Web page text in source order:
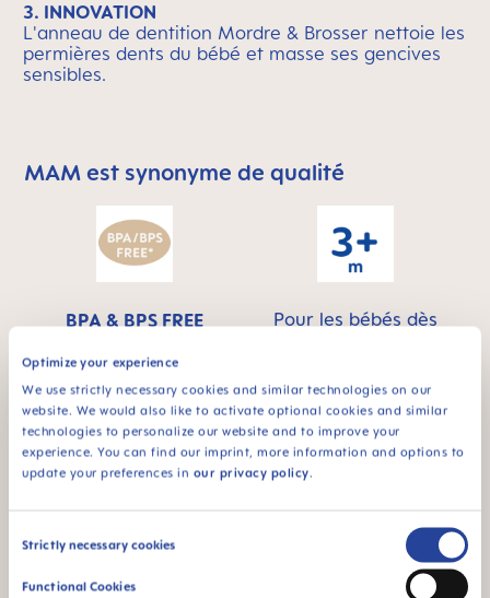
Optimize your experience
We use strictly necessary cookies and similar technologies on our
website. We would also like to activate optional cookies and similar
technologies to personalize our website and to improve your
experience. You can find our imprint, more information and options to
update your preferences in our privacy policy.
Consent
Strictly necessary cookies
Functional Cookies
3. INNOVATION
L'anneau de dentition Mordre & Brosser nettoie les
permières dents du bébé et masse ses gencives
sensibles.
Skip MAM Means Quality Icon Bar
MAM est synonyme de qualité
BPA & BPS FREE
Sans BPA/BPS : Ce
produit MAM ne
contient pas de BPA
conformément à la
réglementation en
vigueur. Il ne contient
pas non plus de BPS.
Pour les bébés dès